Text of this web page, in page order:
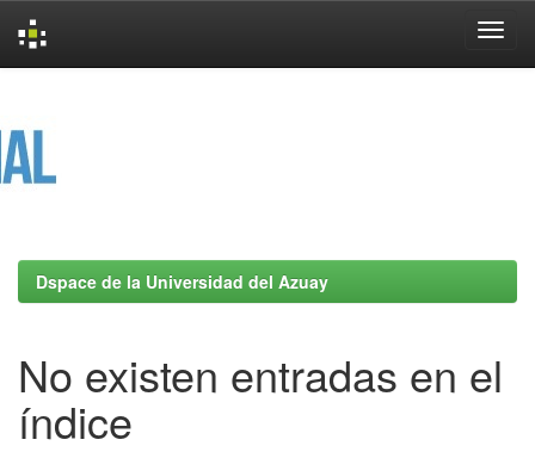
Dspace de la Universidad del Azuay
No existen entradas en el
índice